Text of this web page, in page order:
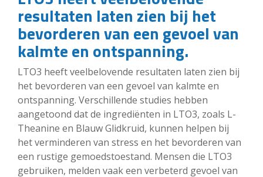
resultaten laten zien bij het
bevorderen van een gevoel van
kalmte en ontspanning.
LTO3 heeft veelbelovende resultaten laten zien bij
het bevorderen van een gevoel van kalmte en
ontspanning. Verschillende studies hebben
aangetoond dat de ingrediënten in LTO3, zoals L-
Theanine en Blauw Glidkruid, kunnen helpen bij
het verminderen van stress en het bevorderen van
een rustige gemoedstoestand. Mensen die LTO3
gebruiken, melden vaak een verbeterd gevoel van